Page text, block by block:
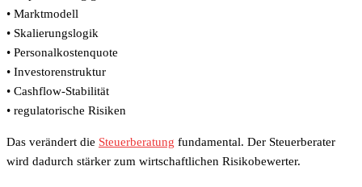
• Marktmodell
• Skalierungslogik
• Personalkostenquote
• Investorenstruktur
• Cashflow-Stabilität
• regulatorische Risiken
Das verändert die Steuerberatung fundamental. Der Steuerberater
wird dadurch stärker zum wirtschaftlichen Risikobewerter.